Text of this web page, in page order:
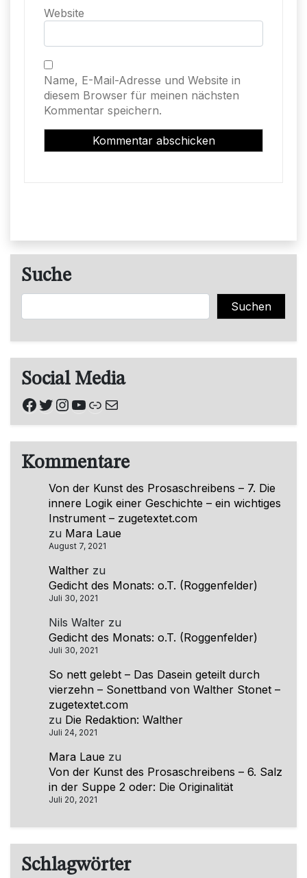
Website
Name, E-Mail-Adresse und Website in
diesem Browser für meinen nächsten
Kommentar speichern.
Suche
Suchen Suchen
Social Media
Facebook
Twitter
Instagram
YouTube
Link
E-Mail
Kommentare
Von der Kunst des Prosaschreibens – 7. Die
innere Logik einer Geschichte – ein wichtiges
Instrument – zugetextet.com
zu Mara Laue
August 7, 2021
Walther zu
Gedicht des Monats: o.T. (Roggenfelder)
Juli 30, 2021
Nils Walter zu
Gedicht des Monats: o.T. (Roggenfelder)
Juli 30, 2021
So nett gelebt – Das Dasein geteilt durch
vierzehn – Sonettband von Walther Stonet –
zugetextet.com
zu Die Redaktion: Walther
Juli 24, 2021
Mara Laue zu
Von der Kunst des Prosaschreibens – 6. Salz
in der Suppe 2 oder: Die Originalität
Juli 20, 2021
Schlagwörter